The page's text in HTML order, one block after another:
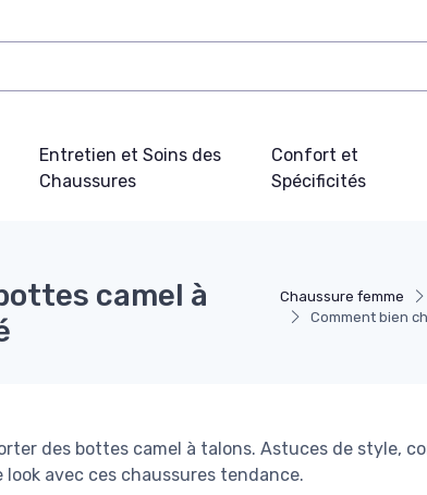
Entretien et Soins des
Chaussures
Confort et
Spécificités
Chaussure femme
Comment bien
camel à
des bottes camel à talons. Astuces de style,
avec ces chaussures tendance.